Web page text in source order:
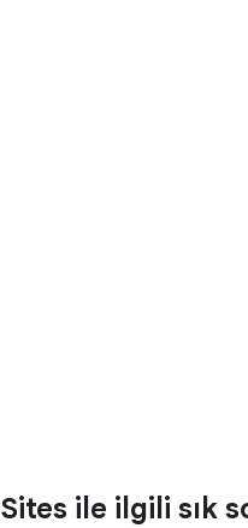
Sites ile ilgili sık